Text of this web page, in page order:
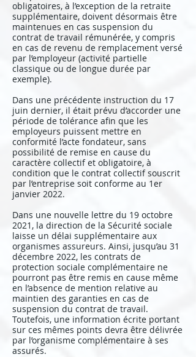
obligatoires, à l’exception de la retraite
supplémentaire, doivent désormais être
maintenues en cas suspension du
contrat de travail rémunérée, y compris
en cas de revenu de remplacement versé
par l’employeur (activité partielle
classique ou de longue durée par
exemple).
Dans une précédente instruction du 17
juin dernier, il était prévu d’accorder une
période de tolérance afin que les
employeurs puissent mettre en
conformité l’acte fondateur, sans
possibilité de remise en cause du
caractère collectif et obligatoire, à
condition que le contrat collectif souscrit
par l’entreprise soit conforme au 1er
janvier 2022.
Dans une nouvelle lettre du 19 octobre
2021, la direction de la Sécurité sociale
laisse un délai supplémentaire aux
organismes assureurs. Ainsi, jusqu’au 31
décembre 2022, les contrats de
protection sociale complémentaire ne
pourront pas être remis en cause même
en l’absence de mention relative au
maintien des garanties en cas de
suspension du contrat de travail.
Toutefois, une information écrite portant
sur ces mêmes points devra être délivrée
par l’organisme complémentaire à ses
assurés.